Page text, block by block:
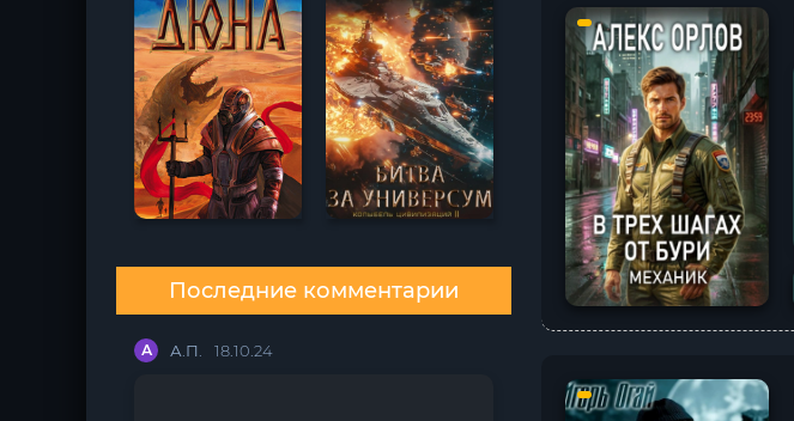
Последние комментарии
А А.П. 18.10.24